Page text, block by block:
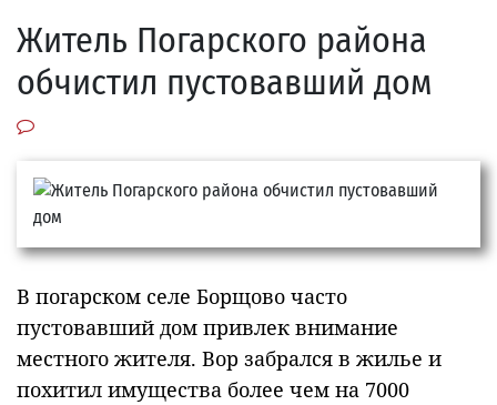
Житель Погарского района
обчистил пустовавший дом
В погарском селе Борщово часто
пустовавший дом привлек внимание
местного жителя. Вор забрался в жилье и
похитил имущества более чем на 7000